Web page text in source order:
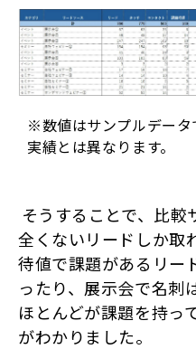
※数値はサンプルデータ
実績とは異なります。
そうすることで、比
全くないリードしか取
待値で課題があるリー
ったり、展示会で名刺
ほとんどが課題を持っ
がわかりました。